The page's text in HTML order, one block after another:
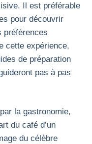
Il est préférable
pour découvrir
préférences
cette expérience,
de préparation
pas à pas
la gastronomie,
du café d’un
du célèbre